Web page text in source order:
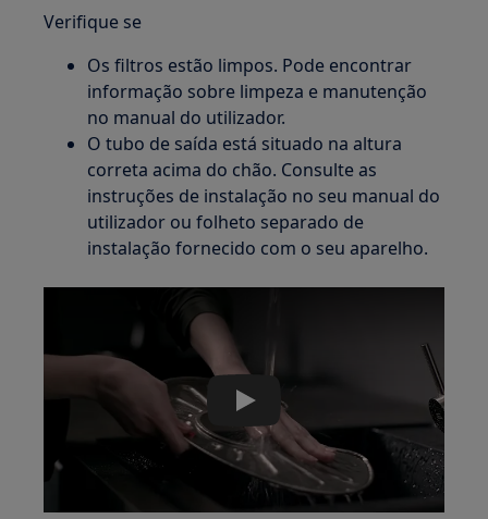
Verifique se
Os filtros estão limpos. Pode encontrar
informação sobre limpeza e manutenção
no manual do utilizador.
O tubo de saída está situado na altura
correta acima do chão. Consulte as
instruções de instalação no seu manual do
utilizador ou folheto separado de
instalação fornecido com o seu aparelho.
Play